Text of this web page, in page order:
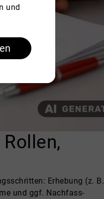
Erhebung (z. B.
und ggf. Nachfass-
und